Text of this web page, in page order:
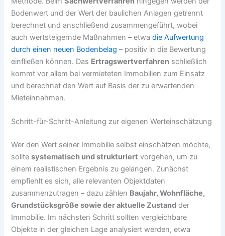
Bodenwert und der Wert der baulichen Anlagen getrennt
berechnet und anschließend zusammengeführt, wobei
auch wertsteigernde Maßnahmen – etwadie Aufwertung
durch einen neuen Bodenbelag – positiv in die Bewertung
einfließen können. Das Ertragswertverfahren schließlich
kommt vor allem bei vermieteten Immobilien zum Einsatz
und berechnet den Wert auf Basis der zu erwartenden
Mieteinnahmen.
Schritt-für-Schritt-Anleitung zur eigenen Werteinschätzung
Wer den Wert seiner Immobilie selbst einschätzen möchte,
solltesystematisch und strukturiert vorgehen, um zu
einem realistischen Ergebnis zu gelangen. Zunächst
empfiehlt es sich, alle relevanten Objektdaten
zusammenzutragen – dazu zählen Baujahr, Wohnfläche,
Grundstücksgröße sowie der aktuelle Zustand der
Immobilie. Im nächsten Schritt sollten vergleichbare
Objekte in der gleichen Lage analysiert werden, etwa